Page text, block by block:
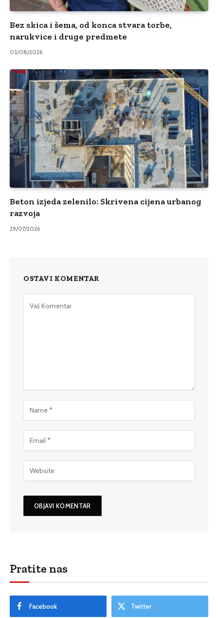
Bez skica i šema, od konca stvara torbe,
narukvice i druge predmete
03/08/2026
Beton izjeda zelenilo: Skrivena cijena urbanog
razvoja
29/07/2026
OSTAVI KOMENTAR
Pratite nas
Facebook Twitter